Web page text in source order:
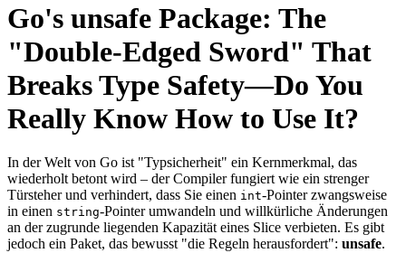
Go's unsafe Package: The
"Double-Edged Sword" That
Breaks Type Safety—Do You
Really Know How to Use It?
In der Welt von Go ist "Typsicherheit" ein Kernmerkmal, das
wiederholt betont wird – der Compiler fungiert wie ein strenger
Türsteher und verhindert, dass Sie einen int-Pointer zwangsweise
in einen string-Pointer umwandeln und willkürliche Änderungen
an der zugrunde liegenden Kapazität eines Slice verbieten. Es gibt
jedoch ein Paket, das bewusst "die Regeln herausfordert": unsafe.